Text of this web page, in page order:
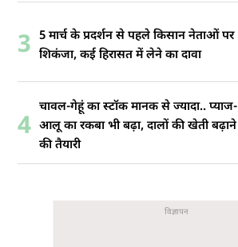
3 5 मार्च के प्रदर्शन से पहले किसान नेताओं पर
शिकंजा, कई हिरासत में लेने का दावा
4
चावल-गेहूं का स्टॉक मानक से ज्यादा.. प्याज-
आलू का रकबा भी बढ़ा, दालों की खेती बढ़ाने
की तैयारी